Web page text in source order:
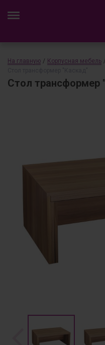
На главную / Корпусная мебель /
Стол трансформер